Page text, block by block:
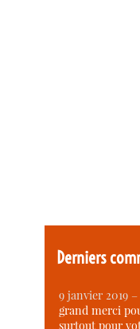
Derniers
9 janvier 2019
grand merci
surtout pour